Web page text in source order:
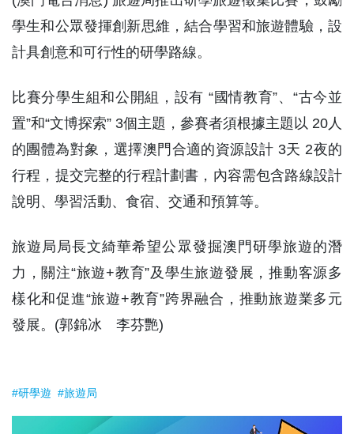
學生和公眾發揮創新思維，結合學習和旅遊體驗，設
計具創意和可行性的研學路線。
比賽分學生組和公開組，設有 “國情教育”、“古今並
置”和“文博探索” 3個主題，參賽者須根據主題以 20人
的團體為對象，選擇澳門合適的資源設計 3天 2夜的
行程，提交完整的行程計劃書，內容需包含路線設計
說明、學習活動、食宿、交通和預算等。
旅遊局局長文綺華希望公眾發掘澳門研學旅遊的潛
力，關注“旅遊+教育”及學生旅遊發展，推動客源多
樣化和促進“旅遊+教育”跨界融合，推動旅遊業多元
發展。(郭錦冰 李芬艷)
#研學遊 #旅遊局